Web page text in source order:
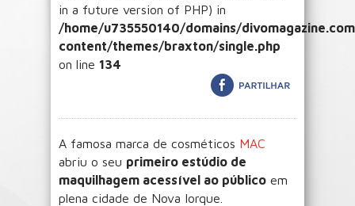
in a future version of PHP) in
/home/u735550140/domains/
content/themes/braxton/single.php
on line 134
A famosa marca de cosméticos MAC
abriu o seu primeiro estúdio de
maquilhagem acessível ao público em
plena cidade de Nova Iorque.